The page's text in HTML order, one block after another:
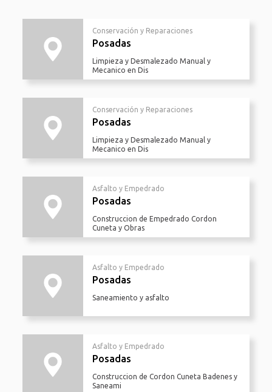
Conservación y Reparaciones
Posadas
Limpieza y Desmalezado Manual y
Mecanico en Dis
Conservación y Reparaciones
Posadas
Limpieza y Desmalezado Manual y
Mecanico en Dis
Asfalto y Empedrado
Posadas
Construccion de Empedrado Cordon
Cuneta y Obras
Asfalto y Empedrado
Posadas
Saneamiento y asfalto
Asfalto y Empedrado
Posadas
Construccion de Cordon Cuneta Badenes y
Saneami